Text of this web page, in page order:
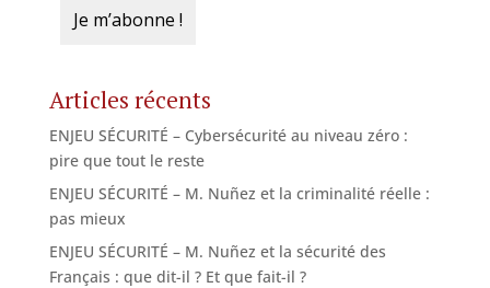
Articles récents
ENJEU SÉCURITÉ – Cybersécurité au niveau zéro :
pire que tout le reste
ENJEU SÉCURITÉ – M. Nuñez et la criminalité réelle :
pas mieux
ENJEU SÉCURITÉ – M. Nuñez et la sécurité des
Français : que dit-il ? Et que fait-il ?